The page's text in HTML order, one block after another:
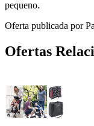
pequeno.
Oferta publicada por
Ofertas